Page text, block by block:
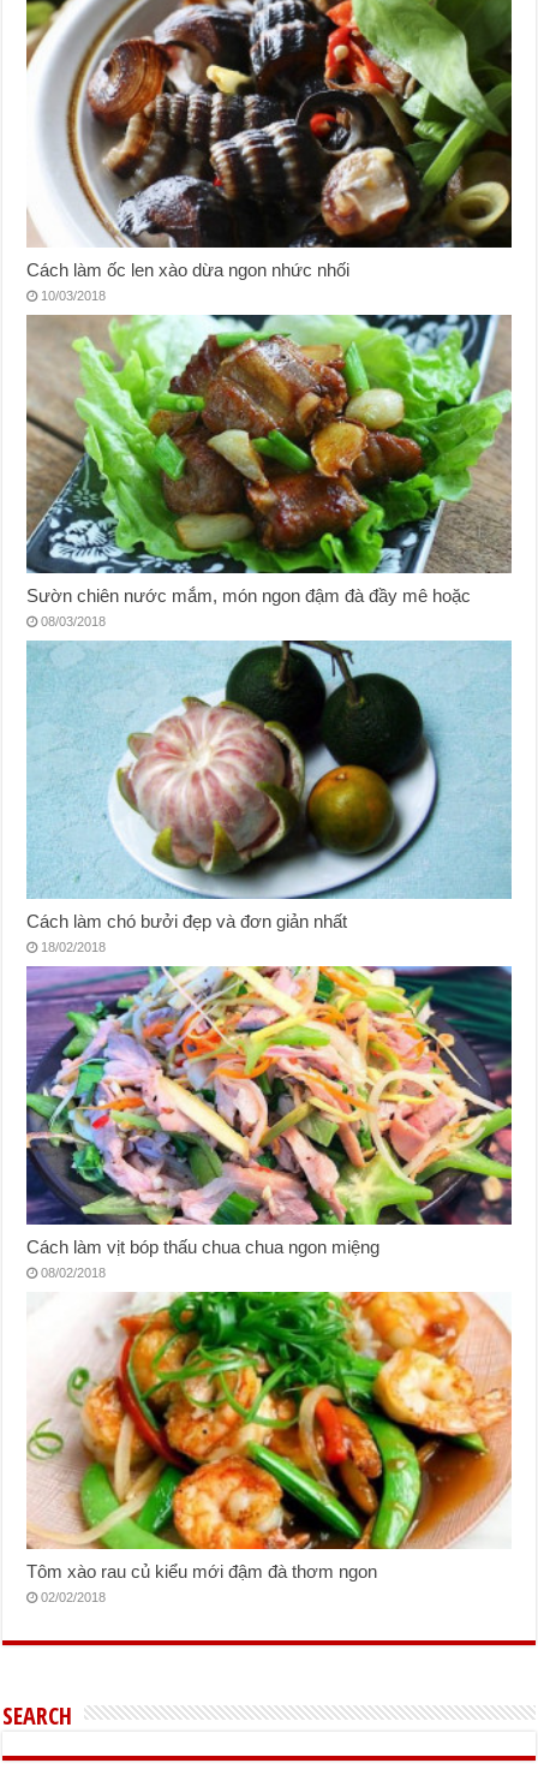
Cách làm ốc len xào dừa ngon nhức nhối
10/03/2018
Sườn chiên nước mắm, món ngon đậm đà đầy mê hoặc
08/03/2018
Cách làm chó bưởi đẹp và đơn giản nhất
18/02/2018
Cách làm vịt bóp thấu chua chua ngon miệng
08/02/2018
Tôm xào rau củ kiểu mới đậm đà thơm ngon
02/02/2018
SEARCH